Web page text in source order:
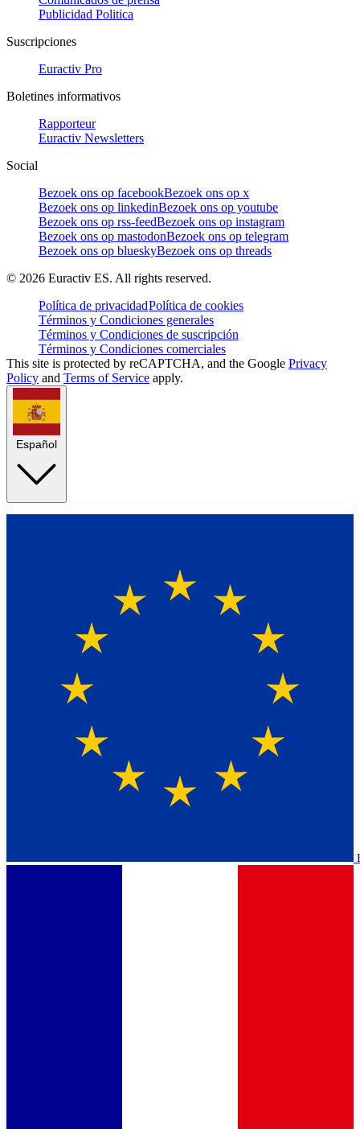
Publicidad Politica
Suscripciones
Euractiv Pro
Boletines informativos
Rapporteur
Euractiv Newsletters
Social
Bezoek ons op facebookBezoek ons op x
Bezoek ons op linkedinBezoek ons op youtube
Bezoek ons op rss-feedBezoek ons op instagram
Bezoek ons op mastodonBezoek ons op telegram
Bezoek ons op blueskyBezoek ons op threads
© 2026 Euractiv ES. All rights reserved.
Política de privacidadPolítica de cookies
Términos y Condiciones generales
Términos y Condiciones de suscripción
Términos y Condiciones comerciales
This site is protected by reCAPTCHA, and the Google Privacy
Policy and Terms of Service apply.
Español